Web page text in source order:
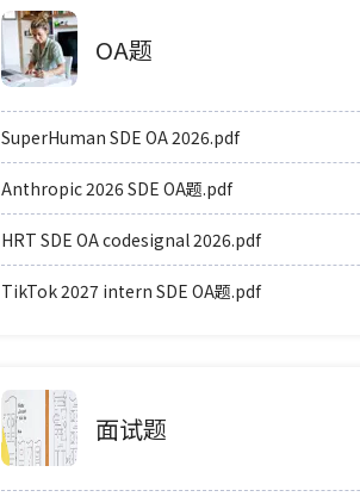
OA题
SuperHuman SDE OA 2026.pdf
Anthropic 2026 SDE OA题.pdf
HRT SDE OA codesignal 2026.pdf
TikTok 2027 intern SDE OA题.pdf
面试题